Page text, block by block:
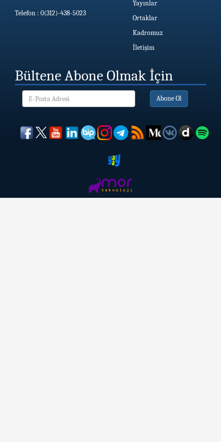
Telefon : 0(312)-438-5023
Yayınlar
Ortaklar
Kadromuz
İletişim
Bültene Abone Olmak İçin
Abone Ol